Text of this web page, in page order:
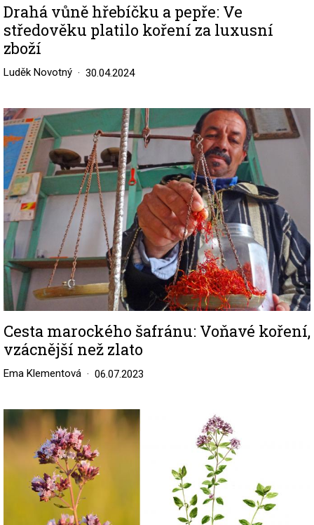
Drahá vůně hřebíčku a pepře: Ve
středověku platilo koření za luxusní
zboží
Luděk Novotný 30.04.2024
Image
Cesta marockého šafránu: Voňavé koření,
vzácnější než zlato
Ema Klementová 06.07.2023